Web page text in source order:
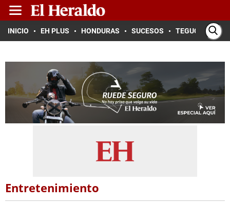
INICIO EH PLUS HONDURAS SUCESOS TEGUCIGALPA
Entretenimiento